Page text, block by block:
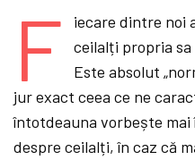
F
iecare dintre noi
ceilalți propria
Este absolut
jur exact ceea ce ne
întotdeauna vorbește mai
despre ceilalți, în caz că